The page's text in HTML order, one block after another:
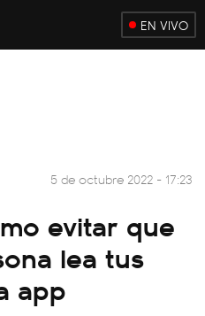
EN VIVO
5 de octubre 2022 - 17:23
evitar que
lea tus
app